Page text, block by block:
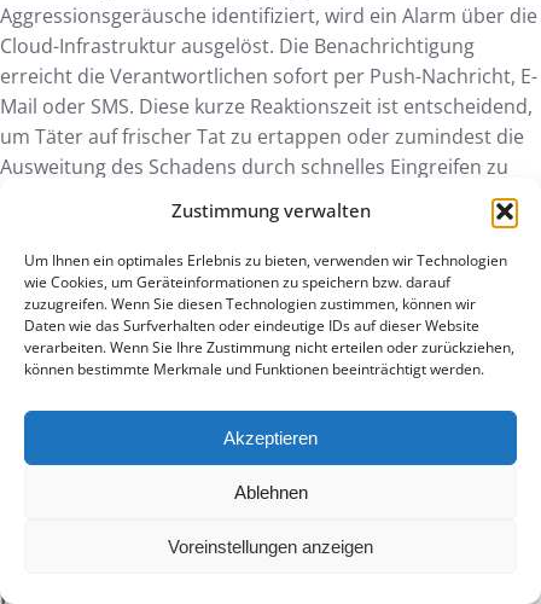
Zustimmung verwalten
Um Ihnen ein optimales Erlebnis zu bieten, verwenden wir Technologien
wie Cookies, um Geräteinformationen zu speichern bzw. darauf
zuzugreifen. Wenn Sie diesen Technologien zustimmen, können wir
Daten wie das Surfverhalten oder eindeutige IDs auf dieser Website
verarbeiten. Wenn Sie Ihre Zustimmung nicht erteilen oder zurückziehen,
können bestimmte Merkmale und Funktionen beeinträchtigt werden.
Akzeptieren
Ablehnen
Voreinstellungen anzeigen
Aggressionsgeräusche identifiziert, wird ein Alarm über die
Cloud-Infrastruktur ausgelöst. Die Benachrichtigung
erreicht die Verantwortlichen sofort per Push-Nachricht, E-
Mail oder SMS. Diese kurze Reaktionszeit ist entscheidend,
um Täter auf frischer Tat zu ertappen oder zumindest die
Ausweitung des Schadens durch schnelles Eingreifen zu
Kann man einen Graffiti-Detektor auch
an denkmalgeschützten Gebäuden
installieren?
denkmalgeschützten Gebäuden ist dank der
minimalinvasiven Methodik problemlos möglich. Unsere
grossen baulichen Eingriffe oder umfangreiche
Verkabelungen. Dies schont die historische Bausubstanz
Prävention von Sachbeschädigung an Gebäuden